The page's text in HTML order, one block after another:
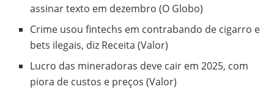
assinar texto em dezembro (O Globo)
Crime usou fintechs em contrabando de cigarro e
bets ilegais, diz Receita (Valor)
Lucro das mineradoras deve cair em 2025, com
piora de custos e preços (Valor)